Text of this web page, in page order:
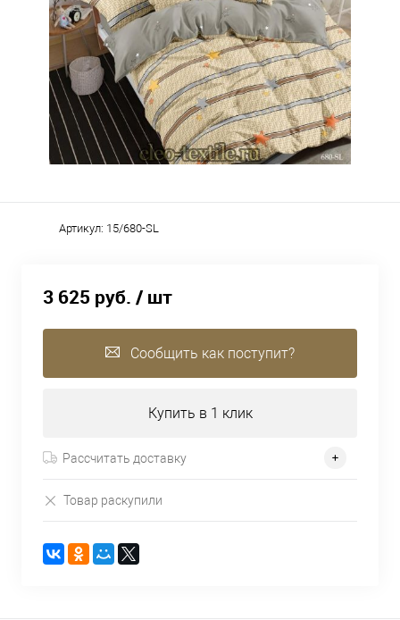
Артикул: 15/680-SL
3 625 руб. / шт
Сообщить как поступит?
Купить в 1 клик
Рассчитать доставку
Товар раскупили